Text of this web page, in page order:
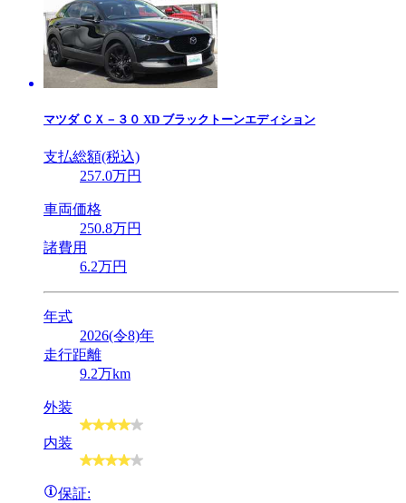
マツダ ＣＸ－３０ XD ブラックトーンエディション
支払総額(税込)
257.0万円
車両価格
250.8万円
諸費用
6.2万円
年式
2026(令8)年
走行距離
9.2万km
外装
内装
保証: